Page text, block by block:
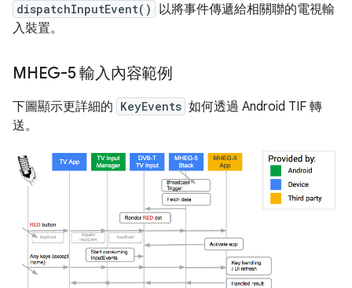
dispatchInputEvent()
以將事件傳遞給相關聯的電視輸
入裝置。
MHEG-5 輸入內容範例
下圖顯示更詳細的 KeyEvents 如何透過 Android TIF 轉
送。